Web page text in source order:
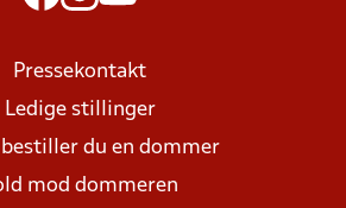
Pressekontakt
Ledige stillinger
bestiller du en dommer
mod dommeren